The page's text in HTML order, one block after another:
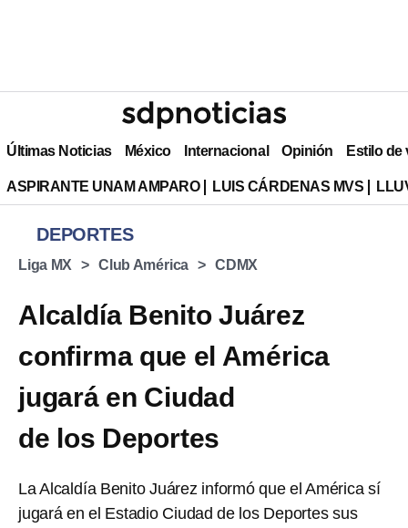
Últimas Noticias México Internacional Opinión Estilo de
ASPIRANTE UNAM AMPARO LUIS CÁRDENAS MVS
DEPORTES
Liga MX Club América CDMX
Alcaldía Benito Juárez
confirma que el América
jugará en Ciudad
de los Deportes
La Alcaldía Benito Juárez informó que el América sí
jugará en el Estadio Ciudad de los Deportes sus